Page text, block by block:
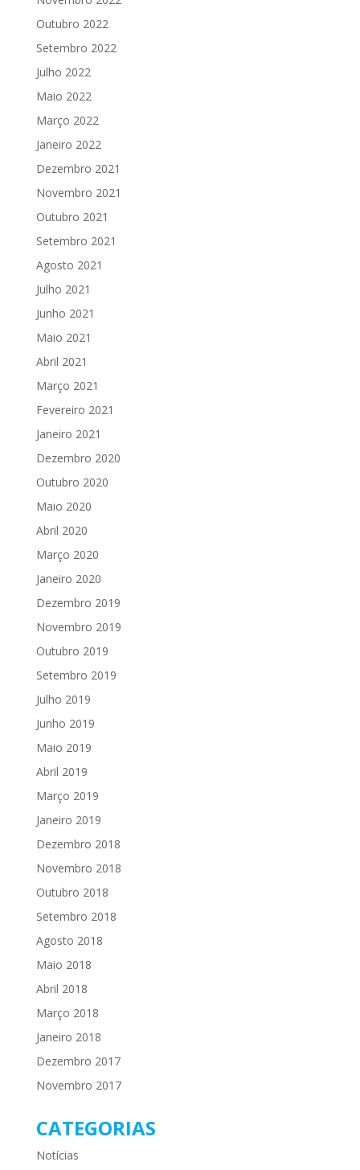
Outubro 2022
Setembro 2022
Julho 2022
Maio 2022
Março 2022
Janeiro 2022
Dezembro 2021
Novembro 2021
Outubro 2021
Setembro 2021
Agosto 2021
Julho 2021
Junho 2021
Maio 2021
Abril 2021
Março 2021
Fevereiro 2021
Janeiro 2021
Dezembro 2020
Outubro 2020
Maio 2020
Abril 2020
Março 2020
Janeiro 2020
Dezembro 2019
Novembro 2019
Outubro 2019
Setembro 2019
Julho 2019
Junho 2019
Maio 2019
Abril 2019
Março 2019
Janeiro 2019
Dezembro 2018
Novembro 2018
Outubro 2018
Setembro 2018
Agosto 2018
Maio 2018
Abril 2018
Março 2018
Janeiro 2018
Dezembro 2017
Novembro 2017
CATEGORIAS
Notícias